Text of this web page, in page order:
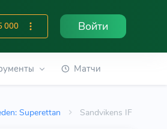
000 Войти
Матчи
Superettan Sandvikens IF